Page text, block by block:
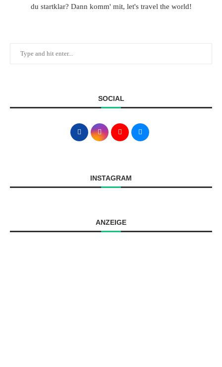
du startklar? Dann komm' mit, let's travel the world!
SOCIAL
INSTAGRAM
ANZEIGE